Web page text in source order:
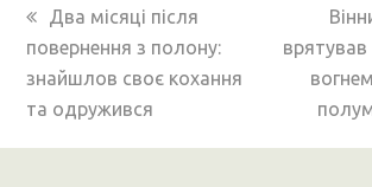
previous
post:
Два місяці після
повернення з полону:
знайшлов своє кохання
та одружився
next
post: